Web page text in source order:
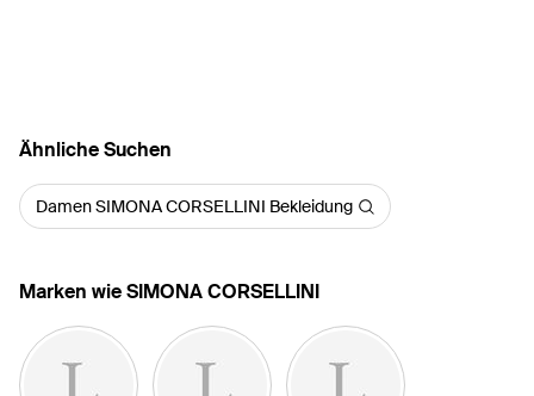
Ähnliche Suchen
Damen SIMONA CORSELLINI Bekleidung
Marken wie SIMONA CORSELLINI